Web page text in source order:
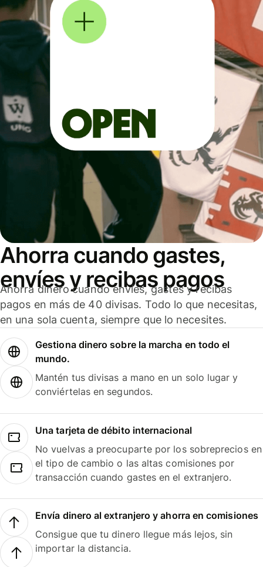
Ahorra cuando gastes,
envíes y recibas pagos
Ahorra dinero cuando envíes, gastes y recibas
pagos en más de 40 divisas. Todo lo que necesitas,
en una sola cuenta, siempre que lo necesites.
Gestiona dinero sobre la marcha en todo el
mundo.
Mantén tus divisas a mano en un solo lugar y
conviértelas en segundos.
Una tarjeta de débito internacional
No vuelvas a preocuparte por los sobreprecios en
el tipo de cambio o las altas comisiones por
transacción cuando gastes en el extranjero.
Envía dinero al extranjero y ahorra en comisiones
Consigue que tu dinero llegue más lejos, sin
importar la distancia.